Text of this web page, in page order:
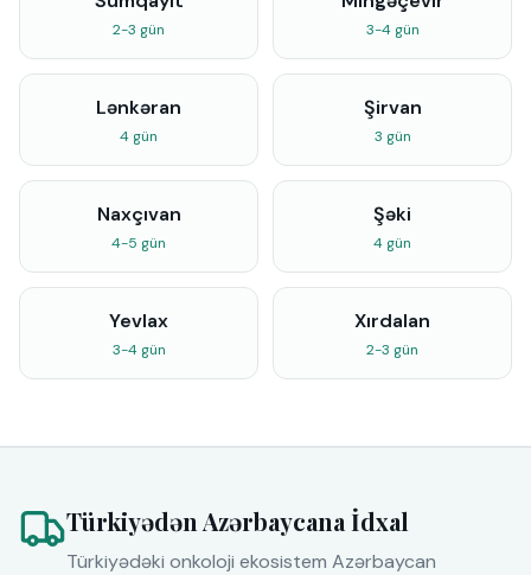
2-3 gün 3-4 gün
Lənkəran
4 gün
Şirvan
3 gün
Naxçıvan
4-5 gün
Şəki
4 gün
Yevlax
3-4 gün
Xırdalan
2-3 gün
Türkiyədən Azərbaycana İdxal
Türkiyədəki onkoloji ekosistem Azərbaycan